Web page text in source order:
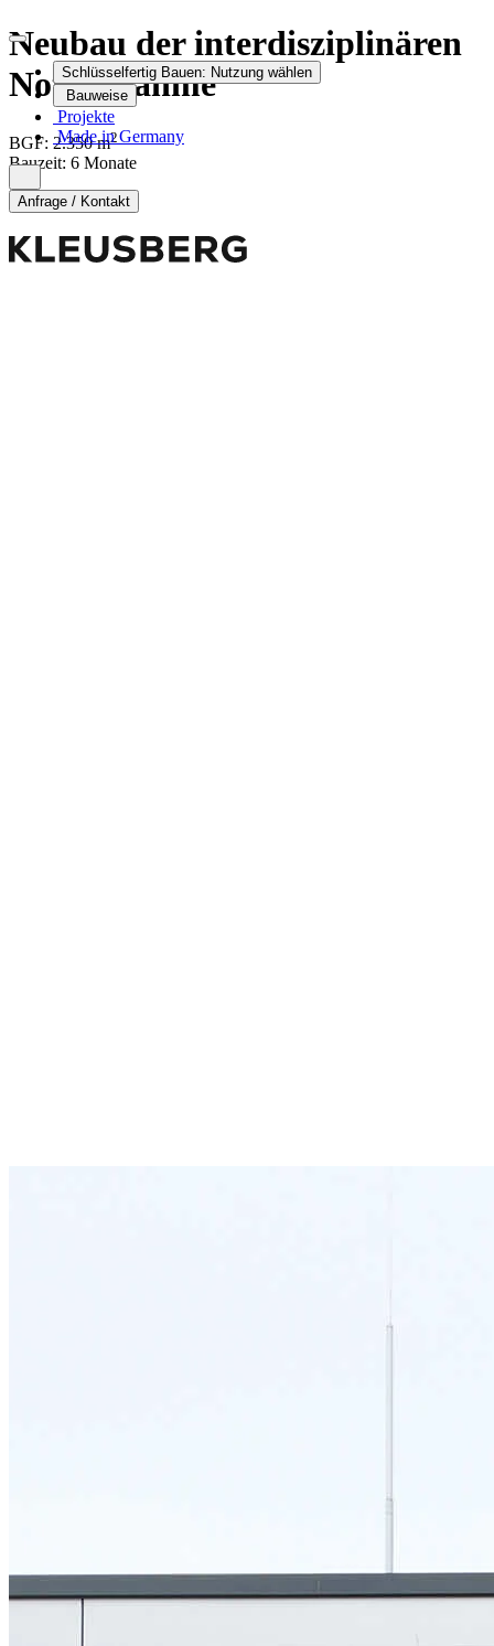
Schlüsselfertig Bauen: Nutzung wählen
Bauweise
Projekte
Made in Germany
Anfrage / Kontakt
Neubau der interdisziplinären
Notaufnahme
BGF: 2.350m2
Bauzeit: 6 Monate